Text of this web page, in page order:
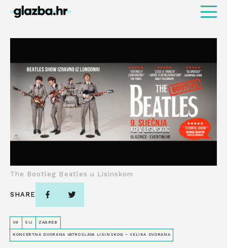
09 SIJ ZAGREB
KONCERTNA DVORANA VATROSLAVA LISINSKOG – VELIKA DVORANA
The Bootleg Beatles u Lisinskom
SHARE